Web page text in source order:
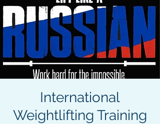
International
Weightlifting Training